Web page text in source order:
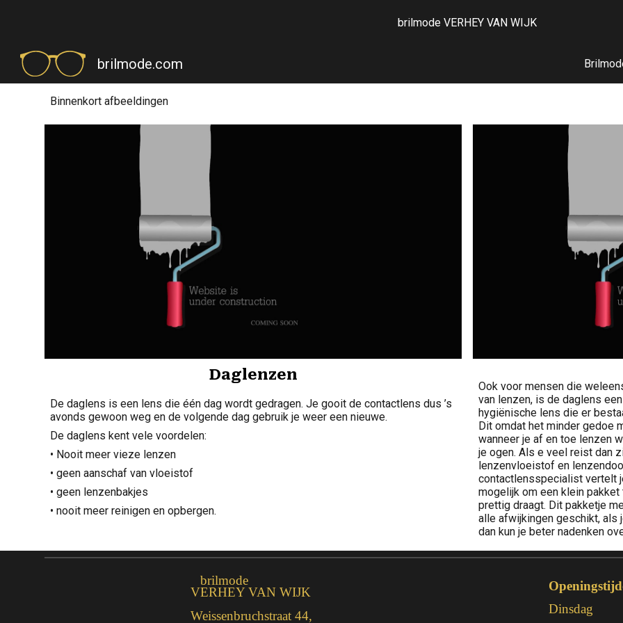
brilmode VERHEY VAN WIJK
brilmode.com
Binnenkort afbeeldingen
Daglenzen
De daglens is een lens die één dag wordt gedragen. Je gooit de contactlens dus ’s
avonds gewoon weg en de volgende dag gebruik je weer een nieuwe.
De daglens kent vele voordelen:
• Nooit meer vieze lenzen
• geen aanschaf van vloeistof
• geen lenzenbakjes
• nooit meer reinigen en opbergen.
Ook voor mensen die
van lenzen, is de daglens
hygiënische lens die er
Dit omdat het minder gedoe
wanneer je af en toe lenzen
je ogen. Als e veel reist dan
lenzenvloeistof en
contactlensspecialist vertelt
mogelijk om een klein
prettig draagt. Dit pakketje
alle afwijkingen geschikt,
dan kun je beter nadenken
brilmode
VERHEY VAN WIJK
Weissenbruchstraat 44,
Dinsdag